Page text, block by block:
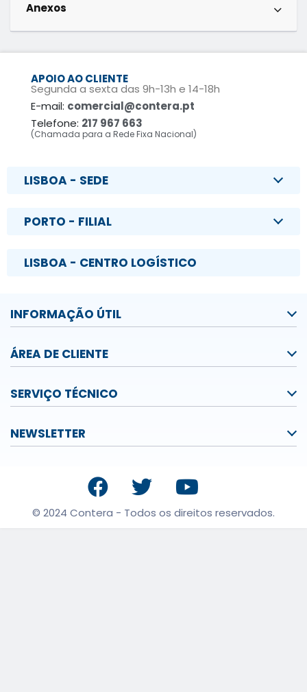
Anexos
APOIO AO CLIENTE
Segunda a sexta das 9h-13h e 14-18h
E-mail: comercial@contera.pt
Telefone: 217 967 663
(Chamada para a Rede Fixa Nacional)
LISBOA - SEDE
PORTO - FILIAL
LISBOA - CENTRO LOGÍSTICO
INFORMAÇÃO ÚTIL
ÁREA DE CLIENTE
SERVIÇO TÉCNICO
NEWSLETTER
© 2024 Contera - Todos os direitos reservados.